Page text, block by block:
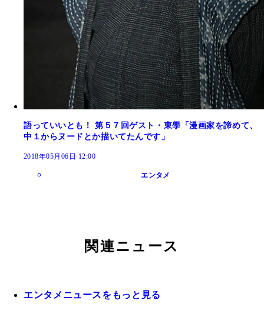
語っていいとも！ 第５７回ゲスト・東學「漫画家を諦めて、
中１からヌードとか描いてたんです」
2018年05月06日 12:00
エンタメ
関連ニュース
エンタメニュースをもっと見る